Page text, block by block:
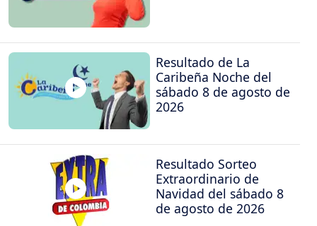
Resultado de La
Caribeña Noche del
sábado 8 de agosto de
2026
Resultado Sorteo
Extraordinario de
Navidad del sábado 8
de agosto de 2026